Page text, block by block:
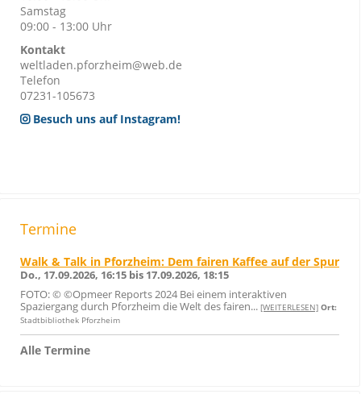
Samstag
09:00 - 13:00 Uhr
Kontakt
weltladen.pforzheim@web.de
Telefon
07231-105673
Besuch uns auf Instagram!
Termine
Walk & Talk in Pforzheim: Dem fairen Kaffee auf der Spur
Do., 17.09.2026, 16:15 bis 17.09.2026, 18:15
FOTO: © ©Opmeer Reports 2024 Bei einem interaktiven
Spaziergang durch Pforzheim die Welt des fairen... [WEITERLESEN] Ort:
Stadtbibliothek Pforzheim
Alle Termine